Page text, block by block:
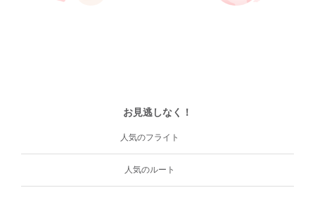
お見逃しなく！
人気のフライト
人気のルート